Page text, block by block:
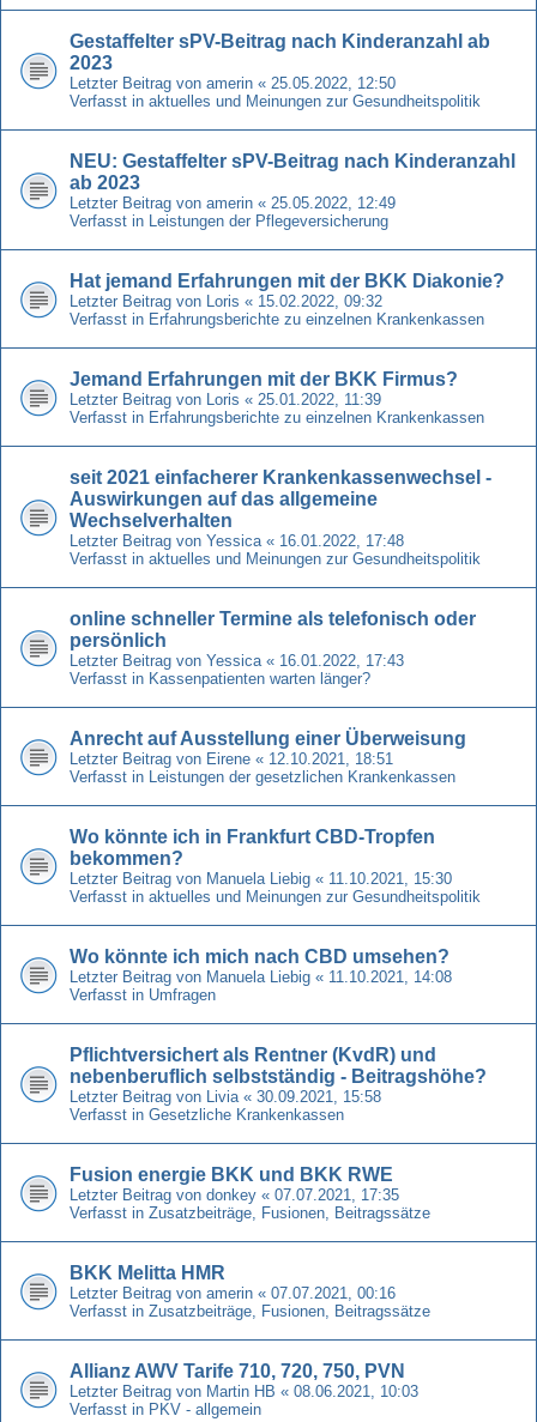
Gestaffelter sPV-Beitrag nach Kinderanzahl ab
2023
Letzter Beitrag von amerin « 25.05.2022, 12:50
Verfasst in aktuelles und Meinungen zur Gesundheitspolitik
NEU: Gestaffelter sPV-Beitrag nach Kinderanzahl
ab 2023
Letzter Beitrag von amerin « 25.05.2022, 12:49
Verfasst in Leistungen der Pflegeversicherung
Hat jemand Erfahrungen mit der BKK Diakonie?
Letzter Beitrag von Loris « 15.02.2022, 09:32
Verfasst in Erfahrungsberichte zu einzelnen Krankenkassen
Jemand Erfahrungen mit der BKK Firmus?
Letzter Beitrag von Loris « 25.01.2022, 11:39
Verfasst in Erfahrungsberichte zu einzelnen Krankenkassen
seit 2021 einfacherer Krankenkassenwechsel -
Auswirkungen auf das allgemeine
Wechselverhalten
Letzter Beitrag von Yessica « 16.01.2022, 17:48
Verfasst in aktuelles und Meinungen zur Gesundheitspolitik
online schneller Termine als telefonisch oder
persönlich
Letzter Beitrag von Yessica « 16.01.2022, 17:43
Verfasst in Kassenpatienten warten länger?
Anrecht auf Ausstellung einer Überweisung
Letzter Beitrag von Eirene « 12.10.2021, 18:51
Verfasst in Leistungen der gesetzlichen Krankenkassen
Wo könnte ich in Frankfurt CBD-Tropfen
bekommen?
Letzter Beitrag von Manuela Liebig « 11.10.2021, 15:30
Verfasst in aktuelles und Meinungen zur Gesundheitspolitik
Wo könnte ich mich nach CBD umsehen?
Letzter Beitrag von Manuela Liebig « 11.10.2021, 14:08
Verfasst in Umfragen
Pflichtversichert als Rentner (KvdR) und
nebenberuflich selbstständig - Beitragshöhe?
Letzter Beitrag von Livia « 30.09.2021, 15:58
Verfasst in Gesetzliche Krankenkassen
Fusion energie BKK und BKK RWE
Letzter Beitrag von donkey « 07.07.2021, 17:35
Verfasst in Zusatzbeiträge, Fusionen, Beitragssätze
BKK Melitta HMR
Letzter Beitrag von amerin « 07.07.2021, 00:16
Verfasst in Zusatzbeiträge, Fusionen, Beitragssätze
Allianz AWV Tarife 710, 720, 750, PVN
Letzter Beitrag von Martin HB « 08.06.2021, 10:03
Verfasst in PKV - allgemein